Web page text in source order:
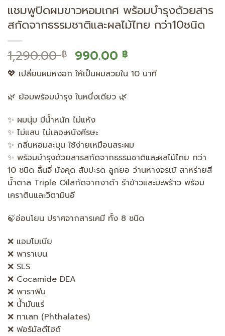
แชมพูปิดผมขาวหอมเกศ พร้อมบำรุงด้วยสาร
สกัดจากธรรมชาติและผลไม้ไทย กว่า10ชนิด
1,290.00฿ Original
price
was:
1,290.00 ฿.
990.00 ฿
price
is:
💖 เปลี่ยนผมหงอก ให้เป็นผมสวยใน 10 นาที
🌿 ย้อมพร้อมบำรุง ในหนึ่งเดียว 🌿
✨ ผมนุ่ม มีน้ำหนัก ไม่แห้ง
✨ ไม่แสบ ไม่เลอะหนังศีรษะ
✨ กลิ่นหอมละมุน ใช้ง่ายเหมือนสระผม
✨ พร้อมบำรุงด้วยสารสกัดจากธรรมชาติและผลไม้ไทย กว่า
10 ชนิด ลิ้นจี่ มังคุด สับปะรด ลูกยอ ว่านหางจรเข้ สาหร่ายสี
น้ำตาล Triple Oilสกัดจากงาดำ รำข้าวและมะพร้าว พร้อม
เคราตินและวิตามินอี
🍃อ่อนโยน ปราศจากสารเคมี ทั้ง 8 ชนิด
❌ แอมโมเนีย
❌ พาราเบน
❌ SLS
❌ Cocamide DEA
❌ พาราฟิน
❌ น้ำมันแร่
❌ ทาเลท (Phthalates)
❌ ฟอร์มัลดีไฮด์